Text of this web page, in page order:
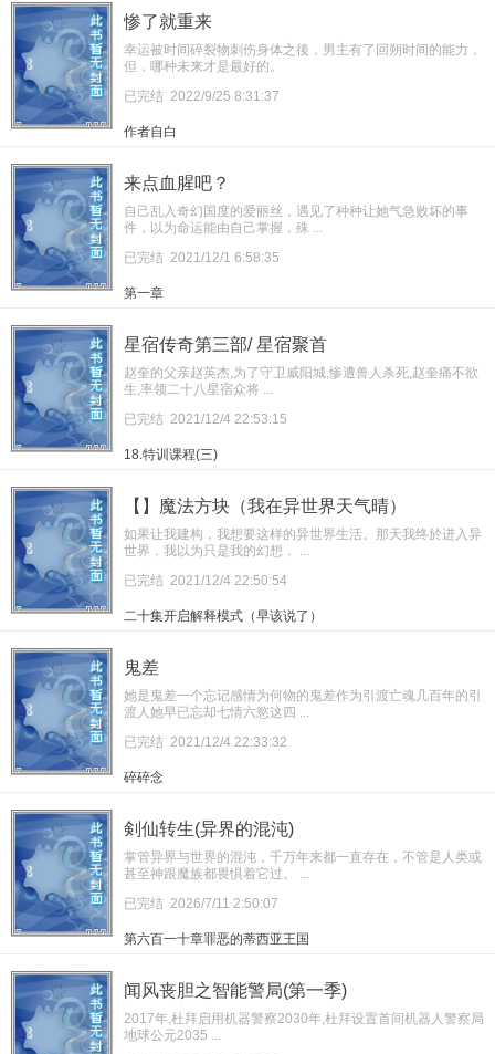
惨了就重来
幸运被时间碎裂物刺伤身体之後，男主有了回朔时间的能力，
但，哪种未来才是最好的。
已完结 2022/9/25 8:31:37
作者自白
来点血腥吧？
自己乱入奇幻国度的爱丽丝，遇见了种种让她气急败坏的事
件，以为命运能由自己掌握，殊 ...
已完结 2021/12/1 6:58:35
第一章
星宿传奇第三部/ 星宿聚首
赵奎的父亲赵英杰,为了守卫威阳城,惨遭兽人杀死,赵奎痛不欲
生,率领二十八星宿众将 ...
已完结 2021/12/4 22:53:15
18.特训课程(三)
【】魔法方块（我在异世界天气晴）
如果让我建构，我想要这样的异世界生活。那天我终於进入异
世界，我以为只是我的幻想， ...
已完结 2021/12/4 22:50:54
二十集开启解释模式（早该说了）
鬼差
她是鬼差一个忘记感情为何物的鬼差作为引渡亡魂几百年的引
渡人她早已忘却七情六慾这四 ...
已完结 2021/12/4 22:33:32
碎碎念
剣仙转生(异界的混沌)
掌管异界与世界的混沌，千万年来都一直存在，不管是人类或
甚至神跟魔族都畏惧着它过。 ...
已完结 2026/7/11 2:50:07
第六百一十章罪恶的蒂西亚王国
闻风丧胆之智能警局(第一季)
2017年,杜拜启用机器警察2030年,杜拜设置首间机器人警察局
地球公元2035 ...